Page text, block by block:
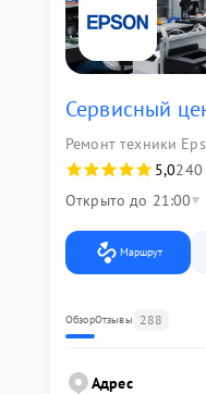
Сервисный
Ремонт техники
5,0240
Открыто до 21:00
Маршрут
ОбзорОтзывы 288
Адрес